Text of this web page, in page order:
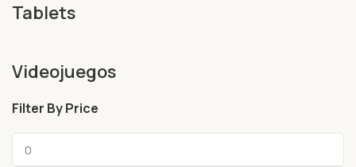
Tablets
Videojuegos
Filter By Price